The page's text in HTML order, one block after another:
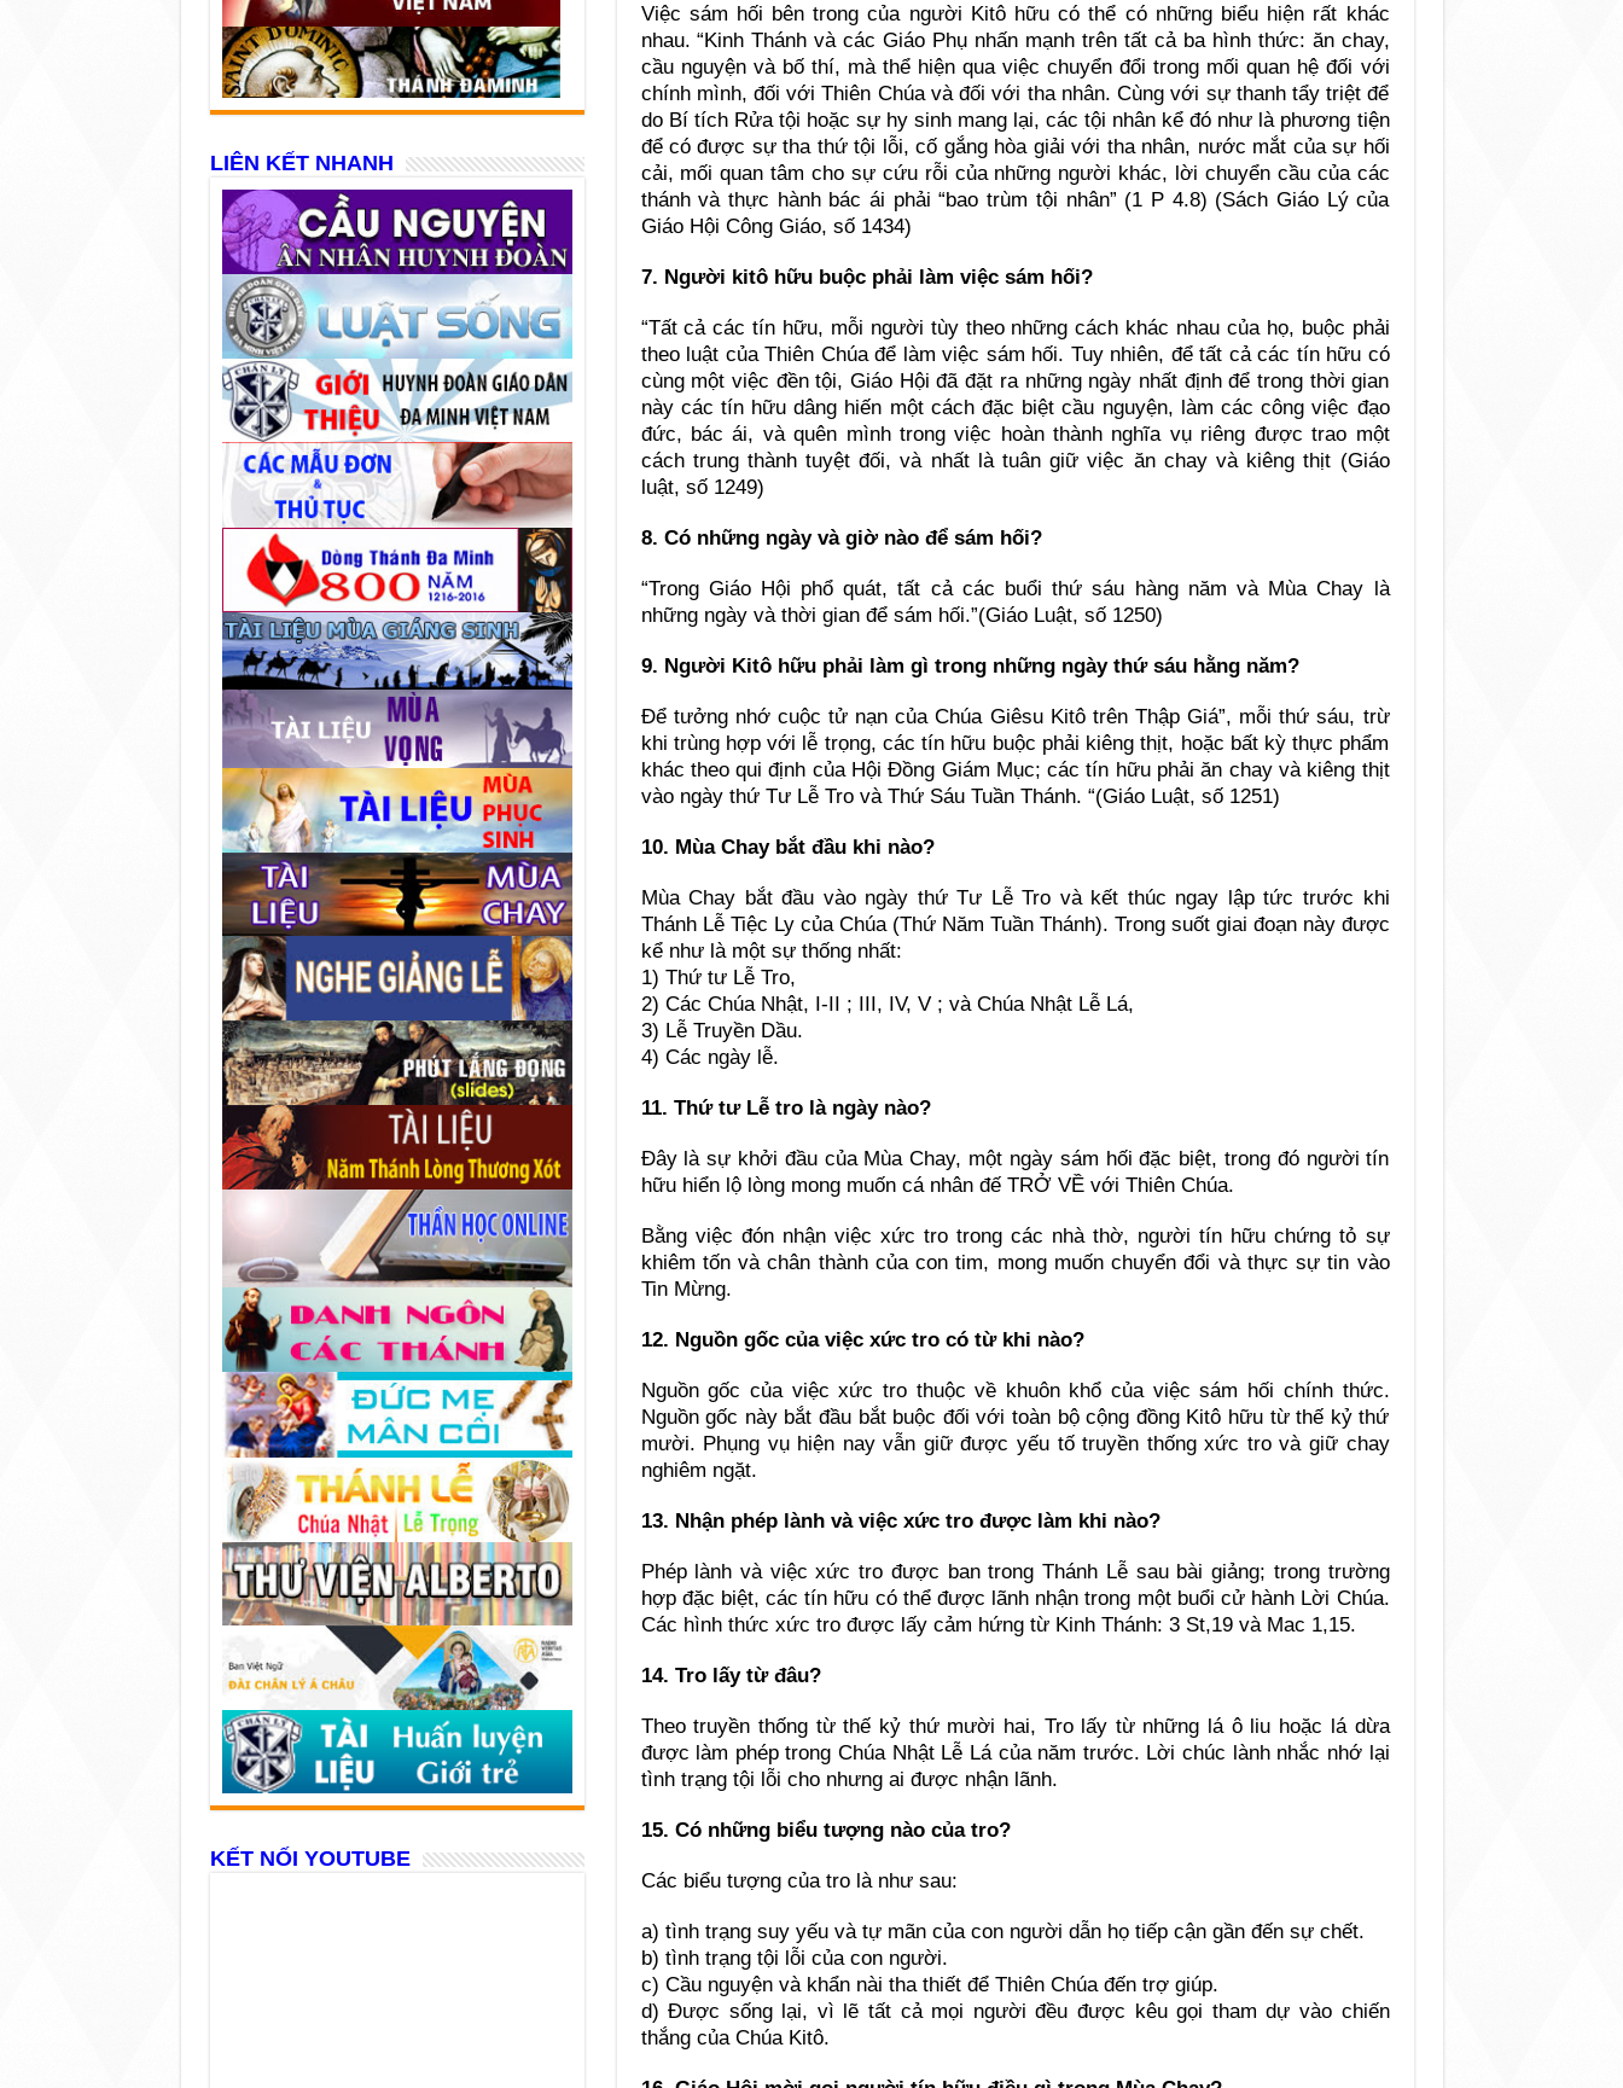
Việc sám hối bên trong của người Kitô hữu có thể có những biểu hiện rất khác
nhau. “Kinh Thánh và các Giáo Phụ nhấn mạnh trên tất cả ba hình thức: ăn chay,
cầu nguyện và bố thí, mà thể hiện qua việc chuyển đổi trong mối quan hệ đối với
chính mình, đối với Thiên Chúa và đối với tha nhân. Cùng với sự thanh tẩy triệt để
do Bí tích Rửa tội hoặc sự hy sinh mang lại, các tội nhân kể đó như là phương tiện
để có được sự tha thứ tội lỗi, cố gắng hòa giải với tha nhân, nước mắt của sự hối
cải, mối quan tâm cho sự cứu rỗi của những người khác, lời chuyển cầu của các
thánh và thực hành bác ái phải “bao trùm tội nhân” (1 P 4.8) (Sách Giáo Lý của
Giáo Hội Công Giáo, số 1434)
7. Người kitô hữu buộc phải làm việc sám hối?
“Tất cả các tín hữu, mỗi người tùy theo những cách khác nhau của họ, buộc phải
theo luật của Thiên Chúa để làm việc sám hối. Tuy nhiên, để tất cả các tín hữu có
cùng một việc đền tội, Giáo Hội đã đặt ra những ngày nhất định để trong thời gian
này các tín hữu dâng hiến một cách đặc biệt cầu nguyện, làm các công việc đạo
đức, bác ái, và quên mình trong việc hoàn thành nghĩa vụ riêng được trao một
cách trung thành tuyệt đối, và nhất là tuân giữ việc ăn chay và kiêng thịt (Giáo
luật, số 1249)
8. Có những ngày và giờ nào để sám hối?
“Trong Giáo Hội phổ quát, tất cả các buổi thứ sáu hàng năm và Mùa Chay là
những ngày và thời gian để sám hối.”(Giáo Luật, số 1250)
9. Người Kitô hữu phải làm gì trong những ngày thứ sáu hằng năm?
Để tưởng nhớ cuộc tử nạn của Chúa Giêsu Kitô trên Thập Giá”, mỗi thứ sáu, trừ
khi trùng hợp với lễ trọng, các tín hữu buộc phải kiêng thịt, hoặc bất kỳ thực phẩm
khác theo qui định của Hội Đồng Giám Mục; các tín hữu phải ăn chay và kiêng thịt
vào ngày thứ Tư Lễ Tro và Thứ Sáu Tuần Thánh. “(Giáo Luật, số 1251)
10. Mùa Chay bắt đầu khi nào?
Mùa Chay bắt đầu vào ngày thứ Tư Lễ Tro và kết thúc ngay lập tức trước khi
Thánh Lễ Tiệc Ly của Chúa (Thứ Năm Tuần Thánh). Trong suốt giai đoạn này được
kể như là một sự thống nhất:
1) Thứ tư Lễ Tro,
2) Các Chúa Nhật, I-II ; III, IV, V ; và Chúa Nhật Lễ Lá,
3) Lễ Truyền Dầu.
4) Các ngày lễ.
11. Thứ tư Lễ tro là ngày nào?
Đây là sự khởi đầu của Mùa Chay, một ngày sám hối đặc biệt, trong đó người tín
hữu hiển lộ lòng mong muốn cá nhân đế TRỞ VỀ với Thiên Chúa.
Bằng việc đón nhận việc xức tro trong các nhà thờ, người tín hữu chứng tỏ sự
khiêm tốn và chân thành của con tim, mong muốn chuyển đổi và thực sự tin vào
Tin Mừng.
12. Nguồn gốc của việc xức tro có từ khi nào?
Nguồn gốc của việc xức tro thuộc về khuôn khổ của việc sám hối chính thức.
Nguồn gốc này bắt đầu bắt buộc đối với toàn bộ cộng đồng Kitô hữu từ thế kỷ thứ
mười. Phụng vụ hiện nay vẫn giữ được yếu tố truyền thống xức tro và giữ chay
nghiêm ngặt.
13. Nhận phép lành và việc xức tro được làm khi nào?
Phép lành và việc xức tro được ban trong Thánh Lễ sau bài giảng; trong trường
hợp đặc biệt, các tín hữu có thể được lãnh nhận trong một buổi cử hành Lời Chúa.
Các hình thức xức tro được lấy cảm hứng từ Kinh Thánh: 3 St,19 và Mac 1,15.
14. Tro lấy từ đâu?
Theo truyền thống từ thế kỷ thứ mười hai, Tro lấy từ những lá ô liu hoặc lá dừa
được làm phép trong Chúa Nhật Lễ Lá của năm trước. Lời chúc lành nhắc nhớ lại
tình trạng tội lỗi cho nhưng ai được nhận lãnh.
15. Có những biểu tượng nào của tro?
Các biểu tượng của tro là như sau:
a) tình trạng suy yếu và tự mãn của con người dẫn họ tiếp cận gần đến sự chết.
b) tình trạng tội lỗi của con người.
c) Cầu nguyện và khẩn nài tha thiết để Thiên Chúa đến trợ giúp.
d) Được sống lại, vì lẽ tất cả mọi người đều được kêu gọi tham dự vào chiến
thắng của Chúa Kitô.
LIÊN KẾT NHANH
KẾT NỐI YOUTUBE